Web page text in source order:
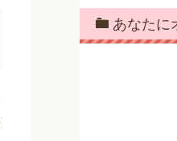
あなたに